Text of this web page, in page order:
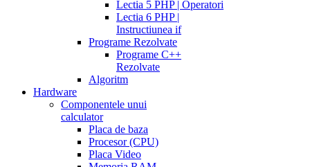
Lectia 5 PHP | Operatori
Lectia 6 PHP |
Instructiunea if
Programe Rezolvate
Programe C++
Rezolvate
Algoritm
Hardware
Componentele unui
calculator
Placa de baza
Procesor (CPU)
Placa Video